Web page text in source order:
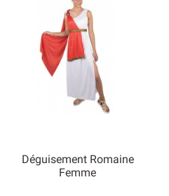
Déguisement Romaine
Femme